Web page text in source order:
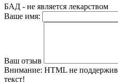
БАД - не является лекарством
Ваше имя:
Ваш отзыв
Внимание: HTML не
текст!